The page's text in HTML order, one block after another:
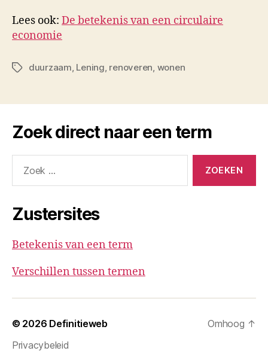
Lees ook: De betekenis van een circulaire
economie
Tagsduurzaam, Lening, renoveren, wonen
Zoek direct naar een term
naar:
Zustersites
Betekenis van een term
Verschillen tussen termen
© 2026 Definitieweb
Privacybeleid
Omhoog ↑